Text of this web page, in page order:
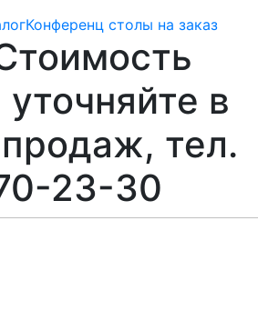
Конференц столы на заказ
в
тел.
23-30